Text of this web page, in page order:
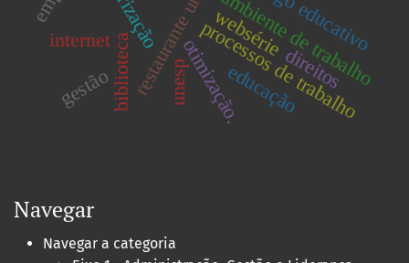
otimização.
processos de trabalho
ambiente de trabalho
biblioteca
internet
educaçãodireitos
unesp
websérie
gestão
Navegar
Navegar a categoria